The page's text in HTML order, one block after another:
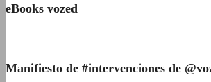
eBooks vozed
Manifiesto de #intervenciones de